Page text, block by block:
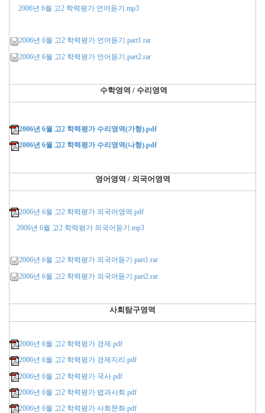
2006년 6월 고2 학력평가 언어듣기.mp3
2006년 6월 고2 학력평가 언어듣기.part1.rar
2006년 6월 고2 학력평가 언어듣기.part2.rar
수학영역 / 수리영역
2006년 6월 고2 학력평가 수리영역(가형).pdf
2006년 6월 고2 학력평가 수리영역(나형).pdf
영어영역 / 외국어영역
2006년 6월 고2 학력평가 외국어영역.pdf
2006년 6월 고2 학력평가 외국어듣기.mp3
2006년 6월 고2 학력평가 외국어듣기.part1.rar
2006년 6월 고2 학력평가 외국어듣기.part2.rar
사회탐구영역
2006년 6월 고2 학력평가 경제.pdf
2006년 6월 고2 학력평가 경제지리.pdf
2006년 6월 고2 학력평가 국사.pdf
2006년 6월 고2 학력평가 법과사회.pdf
2006년 6월 고2 학력평가 사회문화.pdf